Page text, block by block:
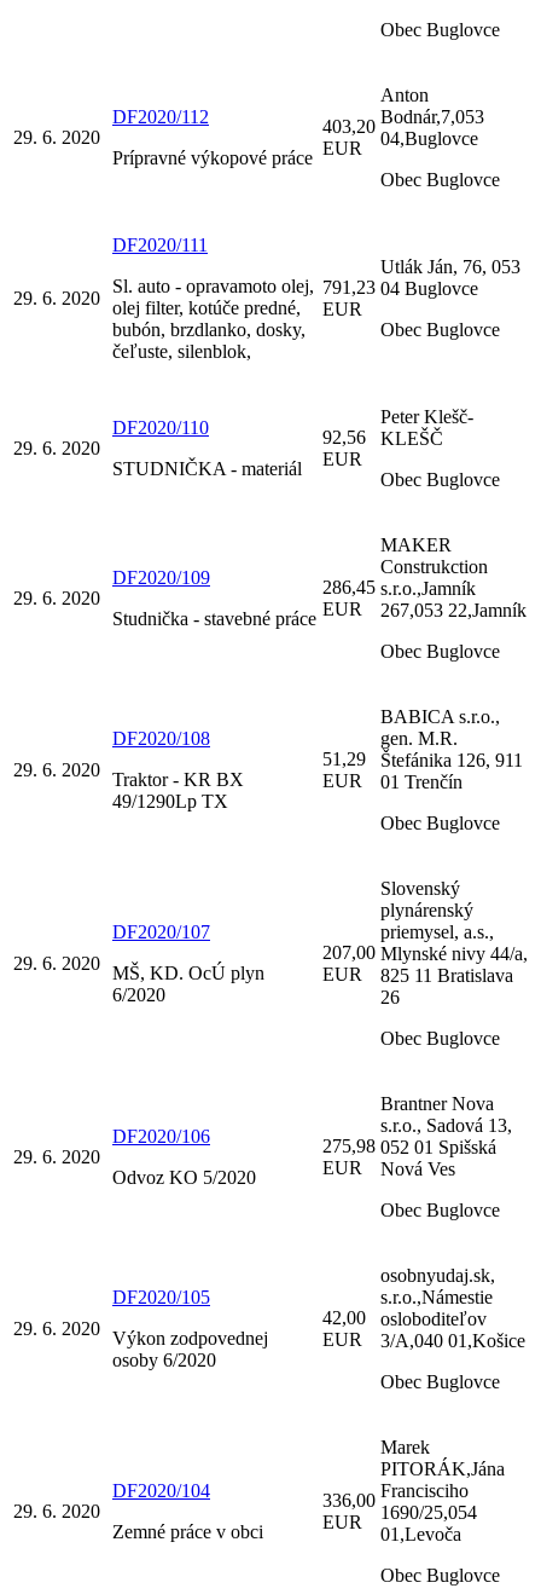
Obec Buglovce
29. 6. 2020
DF2020/112
Prípravné výkopové práce
403,20
EUR
Anton
Bodnár,7,053
04,Buglovce
Obec Buglovce
29. 6. 2020
DF2020/111
Sl. auto - opravamoto olej,
olej filter, kotúče predné,
bubón, brzdlanko, dosky,
čeľuste, silenblok,
791,23
EUR
Utlák Ján, 76, 053
04 Buglovce
Obec Buglovce
29. 6. 2020
DF2020/110
STUDNIČKA - materiál
92,56
EUR
Peter Klešč-
KLEŠČ
Obec Buglovce
29. 6. 2020
DF2020/109
Studnička - stavebné práce
286,45
EUR
MAKER
Construkction
s.r.o.,Jamník
267,053 22,Jamník
Obec Buglovce
29. 6. 2020
DF2020/108
Traktor - KR BX
49/1290Lp TX
51,29
EUR
BABICA s.r.o.,
gen. M.R.
Štefánika 126, 911
01 Trenčín
Obec Buglovce
29. 6. 2020
DF2020/107
MŠ, KD. OcÚ plyn
6/2020
207,00
EUR
Slovenský
plynárenský
priemysel, a.s.,
Mlynské nivy 44/a,
825 11 Bratislava
26
Obec Buglovce
29. 6. 2020
DF2020/106
Odvoz KO 5/2020
275,98
EUR
Brantner Nova
s.r.o., Sadová 13,
052 01 Spišská
Nová Ves
Obec Buglovce
29. 6. 2020
DF2020/105
Výkon zodpovednej
osoby 6/2020
42,00
EUR
osobnyudaj.sk,
s.r.o.,Námestie
osloboditeľov
3/A,040 01,Košice
Obec Buglovce
29. 6. 2020
DF2020/104
Zemné práce v obci
336,00
EUR
Marek
PITORÁK,Jána
Francisciho
1690/25,054
01,Levoča
Obec Buglovce